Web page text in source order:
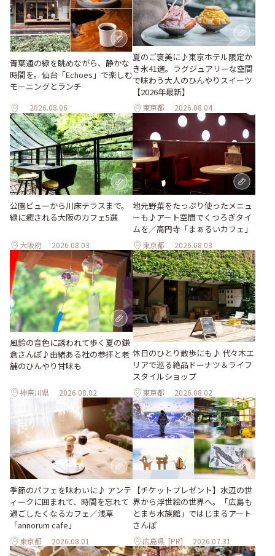
青葉通の緑を眺めながら、静かな
時間を。仙台「Echoes」で楽しむ
モーニングとランチ
2026.08.06
夏のご褒美に♪東京ホテル限定か
き氷41選。ラグジュアリーな空間
で味わう大人のひんやりスイーツ
【2026年最新】
東京都 2026.08.04
公園ビューから川床テラスまで。
緑に癒される大阪のカフェ5選
大阪府 2026.08.03
地元野菜をたっぷり使ったメニュ
ーも♪アート空間でくつろぎタイ
ムを／高円寺「まぁるいカフェ」
東京都 2026.08.03
風鈴の音色に誘われて歩く夏の鎌
倉さんぽ♪由緒ある社の参拝と老
舗のひんやり甘味も
神奈川県 2026.08.02
休日のひとり散歩にも♪ 代々木エ
リアで巡る絶品ドーナツ＆ライフ
スタイルショップ
東京都 2026.08.02
季節のパフェを味わいに♪ アンテ
ィークに囲まれて、時間を忘れて
過ごしたくなるカフェ／浅草
「annorum cafe」
東京都 2026.08.01
【チケットプレゼント】水辺の世
界から浮世絵の世界へ。「広島も
とまち水族館」ではじまるアート
さんぽ
広島県 [PR] 2026.07.31